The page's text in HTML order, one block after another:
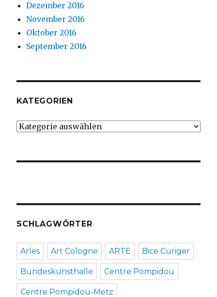
Dezember 2016
November 2016
Oktober 2016
September 2016
KATEGORIEN
Kategorien
SCHLAGWÖRTER
Arles Art Cologne ARTE Bice Curiger
Bundeskunsthalle Centre Pompidou
Centre Pompidou-Metz